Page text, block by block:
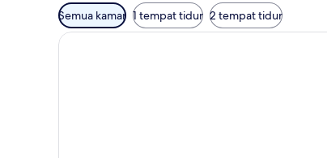
Filter
tersedia
untuk
Semua kamar 1 tempat tidur 2 tempat tidur